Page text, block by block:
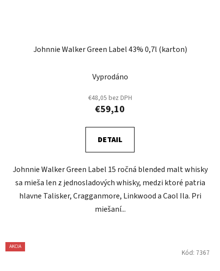
Johnnie Walker Green Label 43% 0,7l (karton)
Vyprodáno
€48,05 bez DPH
€59,10
DETAIL
Johnnie Walker Green Label 15 ročná blended malt whisky
sa mieša len z jednosladových whisky, medzi ktoré patria
hlavne Talisker, Cragganmore, Linkwood a Caol Ila. Pri
miešaní...
AKCIA
Kód: 7367